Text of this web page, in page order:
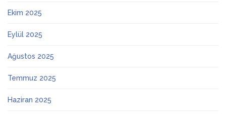
Ekim 2025
Eylül 2025
Ağustos 2025
Temmuz 2025
Haziran 2025